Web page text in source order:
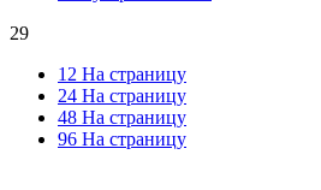
29
12 На страницу
24 На страницу
48 На страницу
96 На страницу